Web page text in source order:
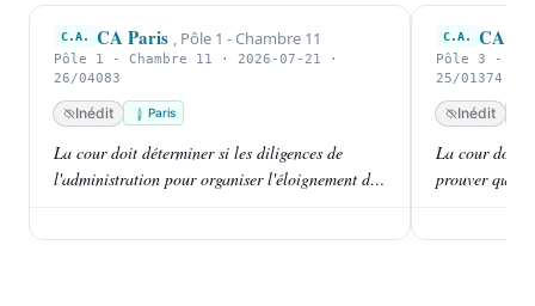
C.A. CA Paris Pôle 1 - Chambre 11
Pôle 1 - Chambre 11 · 2026-07-21 ·
26/04083
Inédit Paris
La cour doit déterminer si les diligences de
l'administration pour organiser l'éloignement de
C.A. CA
Pôle 3 -
25/01374
Inédit
La cour doit
prouver qu'il